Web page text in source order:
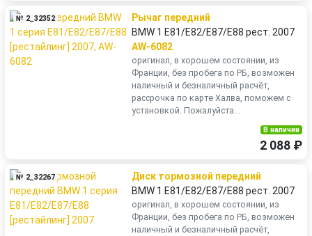
№ 2_32352
Рычаг передний
BMW 1 E81/E82/E87/E88 рест. 2007
AW-6082
оригинал, в хорошем состоянии, из
Франции, без пробега по РБ, возможен
наличный и безналичный расчёт,
рассрочка по карте Халва, поможем с
установкой. Пожалуйста...
В наличии
2 088 ₽
№ 2_32267
Диск тормозной передний
BMW 1 E81/E82/E87/E88 рест. 2007
оригинал, в хорошем состоянии, из
Франции, без пробега по РБ, возможен
наличный и безналичный расчёт,